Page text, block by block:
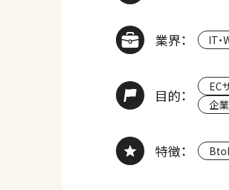
業界： IT・
目的： EC
企
特徴：